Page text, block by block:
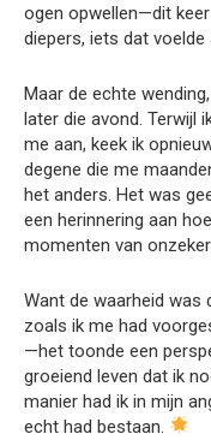
ogen opwellen—dit
diepers, iets dat
Maar de echte
later die avond. Terwijl
me aan, keek ik
degene die me
het anders. Het was
een herinnering aan
momenten van
Want de waarheid was
zoals ik me had
—het toonde een
groeiend leven dat ik
manier had ik in mijn
echt had bestaan.